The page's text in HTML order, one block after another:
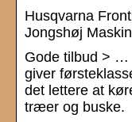
Husqvarna
Jongshøj
Gode tilbud > …
giver
det lettere at
træer og buske.